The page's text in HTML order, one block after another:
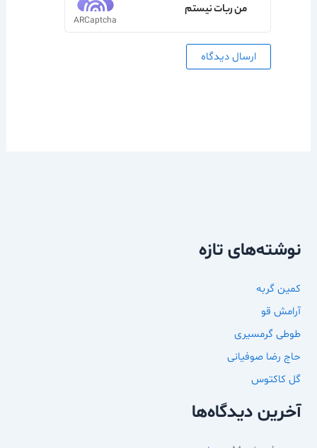
من ربات نیستم
ARCaptcha
نوشته‌های تازه
کمین گربه
آرامش قو
طوطی گرمسیری
حاج رضا صوفیانی
گل کاکتوس
آخرین دیدگاه‌ها